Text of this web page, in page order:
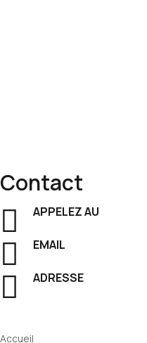
Contact
APPELEZ AU
EMAIL
ADRESSE
Accueil